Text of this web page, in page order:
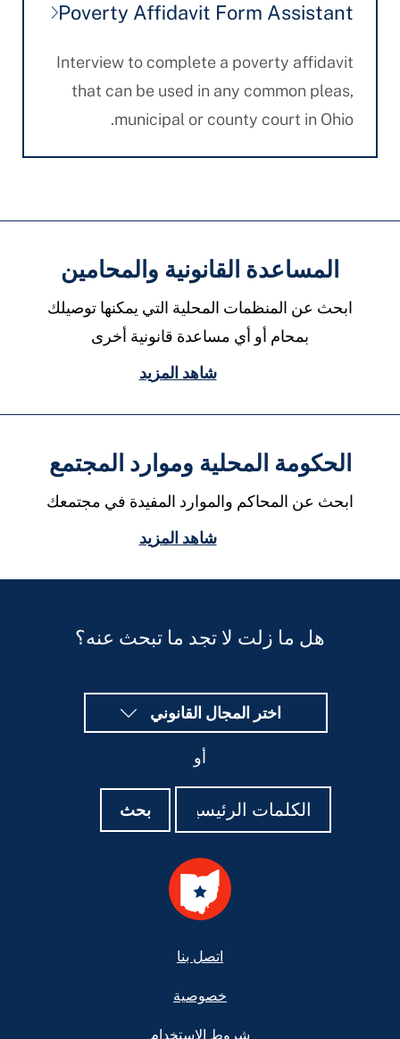
Poverty Affidavit Form Assistant
Interview to complete a poverty affidavit
that can be used in any common pleas,
municipal or county court in Ohio.
المساعدة القانونية والمحامين
ابحث عن المنظمات المحلية التي يمكنها توصيلك
بمحام أو أي مساعدة قانونية أخرى
شاهد المزيد
الحكومة المحلية وموارد المجتمع
ابحث عن المحاكم والموارد المفيدة في مجتمعك
شاهد المزيد
هل ما زلت لا تجد ما تبحث عنه؟
اختر المجال القانوني
بحث
اتصل بنا
خصوصية
شروط الاستخدام